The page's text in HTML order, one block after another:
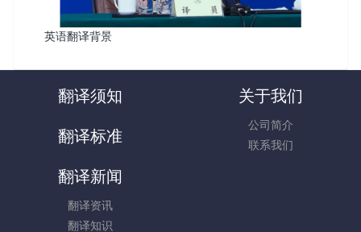
英语翻译背景
翻译须知 关于我们
公司简介
联系我们
翻译标准
翻译新闻
翻译资讯
翻译知识